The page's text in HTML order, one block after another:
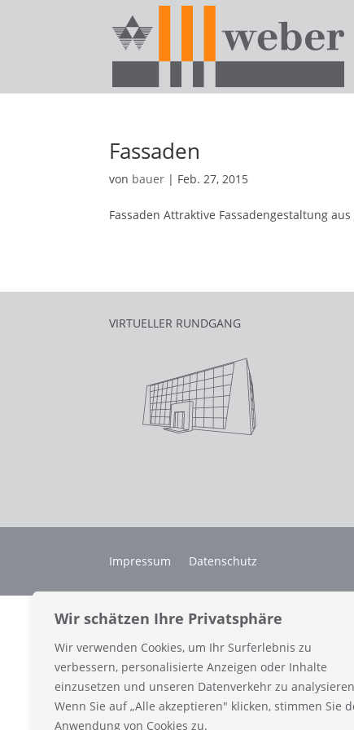
Wir schätzen Ihre Privatsphäre
Wir verwenden Cookies, um Ihr Surferlebnis zu
verbessern, personalisierte Anzeigen oder Inhalte
einzusetzen und unseren Datenverkehr zu
Wenn Sie auf „Alle akzeptieren" klicken, stimmen Sie
Anwendung von Cookies zu.
Fassaden
von bauer | Feb. 27, 2015
Fassaden Attraktive Fassadengestaltung
VIRTUELLER RUNDGANG
Impressum Datenschutz